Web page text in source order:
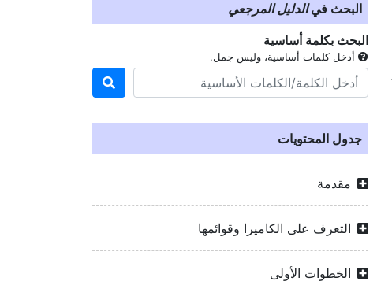
البحث فيالدليل المرجعي
البحث بكلمة أساسية
أدخل كلمات أساسية، وليس جمل.
جدول المحتويات
مقدمة
التعرف على الكاميرا وقوائمها
الخطوات الأولى